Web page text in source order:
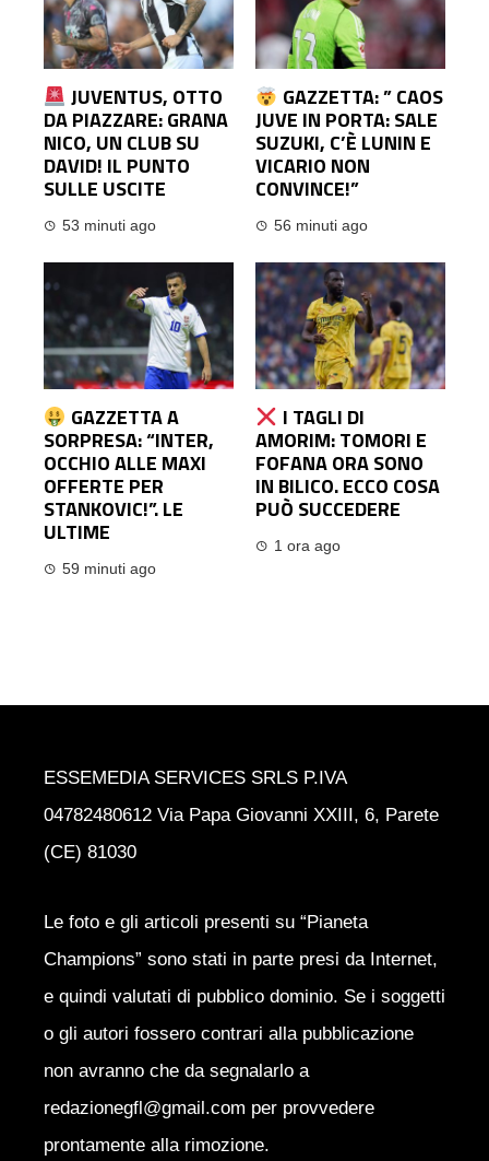
JUVENTUS, OTTO
DA PIAZZARE: GRANA
NICO, UN CLUB SU
DAVID! IL PUNTO
SULLE USCITE
53 minuti ago
GAZZETTA: ” CAOS
JUVE IN PORTA: SALE
SUZUKI, C’È LUNIN E
VICARIO NON
CONVINCE!”
56 minuti ago
GAZZETTA A
SORPRESA: “INTER,
OCCHIO ALLE MAXI
OFFERTE PER
STANKOVIC!”. LE
ULTIME
59 minuti ago
I TAGLI DI
AMORIM: TOMORI E
FOFANA ORA SONO
IN BILICO. ECCO COSA
PUÒ SUCCEDERE
1 ora ago
ESSEMEDIA SERVICES SRLS P.IVA
04782480612 Via Papa Giovanni XXIII, 6, Parete
(CE) 81030
Le foto e gli articoli presenti su “Pianeta
Champions” sono stati in parte presi da Internet,
e quindi valutati di pubblico dominio. Se i soggetti
o gli autori fossero contrari alla pubblicazione
non avranno che da segnalarlo a
redazionegfl@gmail.com per provvedere
prontamente alla rimozione.